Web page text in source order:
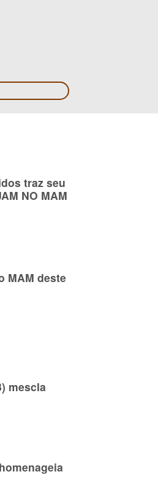
traz seu
NO MAM
MAM deste
mescla